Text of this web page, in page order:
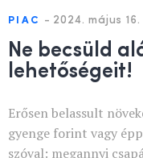
PIAC - 2024. május 16.
Ne becsüld
lehetőségeit!
Erősen belassult
gyenge forint vagy
szóval: megannyi